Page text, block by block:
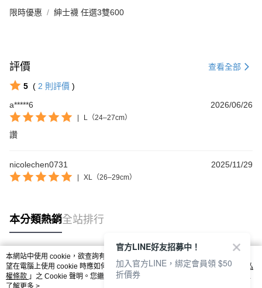
限時優惠 紳士襪 任選3雙600
評價 查看全部
5 ( 2 則評價 )
a*****6
2026/06/26
| L（24–27cm）
讚
nicolechen0731 2025/11/29
| XL（26–29cm）
本分類熱銷全站排行
熱門標籤
本網站中使用 cookie，欲查詢有關本網站使用 cookie 方式之詳情，及若您不希
望在電腦上使用 cookie 時應如何變更電腦的 cookie 設定，請參閱本網站「
隱私
權條款 」之 Cookie 聲明。您繼續使用本網站即表示您同意本公司得按本網站使
用條款之 Cookie 聲明使用 cookie。
了解更多 >
官方LINE好友招募中！
加入官方LINE，綁定會員領 $50
折價券